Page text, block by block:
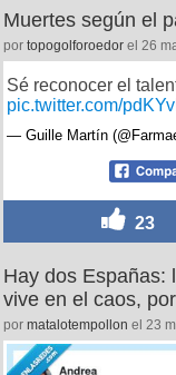
Muertes según el
por topogolforoedor el 26
Sé reconocer el
pic.twitter.com/
— Guille Martín
23
Hay dos Españas:
vive en el caos,
por matalotempollon el 23